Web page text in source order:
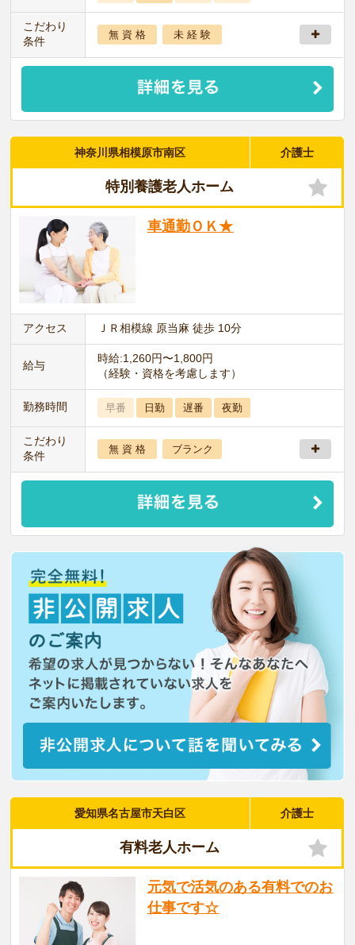
こだわり
条件
無 資 格 未 経 験
神奈川県相模原市南区 介護士
特別養護老人ホーム
車通勤ＯＫ★
アクセス ＪＲ相模線 原当麻 徒歩 10分
給与
時給:1,260円〜1,800円
（経験・資格を考慮します）
勤務時間 早番 日勤 遅番 夜勤
こだわり
条件
無 資 格 ブランク
愛知県名古屋市天白区 介護士
有料老人ホーム
元気で活気のある有料でのお
仕事です☆